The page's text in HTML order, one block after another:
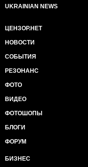
UKRAINIAN NEWS
ЦЕНЗОР.НЕТ
НОВОСТИ
СОБЫТИЯ
РЕЗОНАНС
ФОТО
ВИДЕО
ФОТОШОПЫ
БЛОГИ
ФОРУМ
БИЗНЕС